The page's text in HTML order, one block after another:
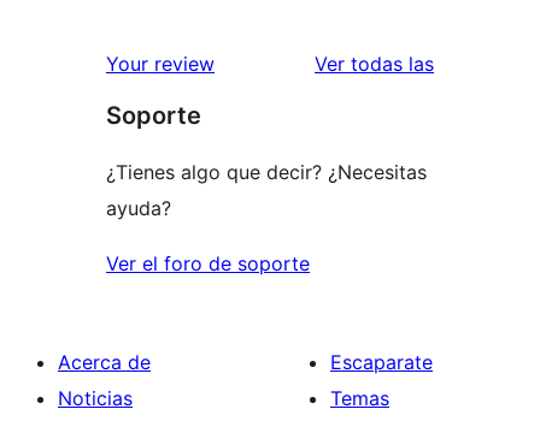
estrellas
de
estrellas
Your review Ver todas las
Soporte
¿Tienes algo que decir? ¿Necesitas
ayuda?
Ver el foro de soporte
Acerca de
Noticias
Escaparate
Temas